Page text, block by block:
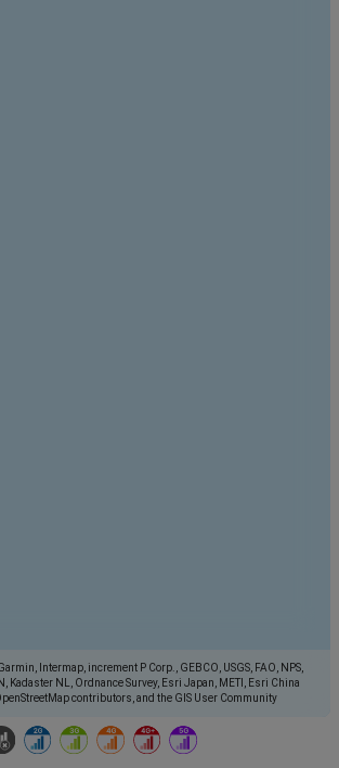
Intermap, increment P Corp., GEBCO, USGS, FAO, NPS,
Kadaster NL, Ordnance Survey, Esri Japan, METI, Esri China
contributors, and the GIS User Community